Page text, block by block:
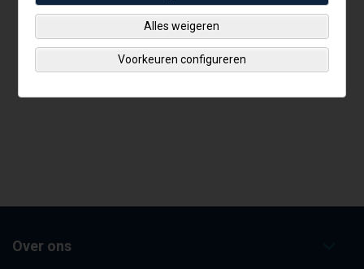
Over ons
Alles weigeren
Voorkeuren configureren